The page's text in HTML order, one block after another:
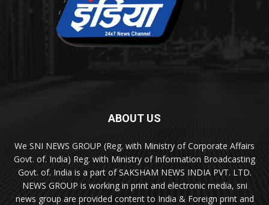
ABOUT US
We SNI NEWS GROUP (Reg. with Ministry of Corporate Affairs
Govt. of. India) Reg. with Ministry of Information Broadcasting
Govt. of. India is a part of SAKSHAM NEWS INDIA PVT. LTD.
NEWS GROUP is working in print and electronic media, sni
news group are provided content to India & Foreign print and